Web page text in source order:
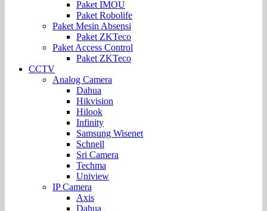
Paket IMOU
Paket Robolife
Paket Mesin Absensi
Paket ZKTeco
Paket Access Control
Paket ZKTeco
CCTV
Analog Camera
Dahua
Hikvision
Hilook
Infinity
Samsung Wisenet
Schnell
Sri Camera
Techma
Uniview
IP Camera
Axis
Dahua